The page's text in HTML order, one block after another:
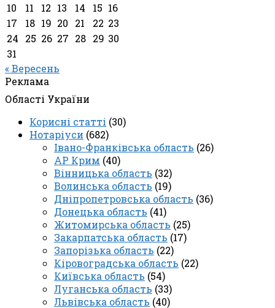
10
11 12 13 14 15 16
17
18 19 20 21 22 23
24
25 26 27 28 29 30
31
« Вересень
Реклама
Області України
Корисні статті (30)
Нотаріуси (682)
Івано-Франківська область (26)
АР Крим (40)
Вінницька область (32)
Волинська область (19)
Дніпропетровська область (36)
Донецька область (41)
Житомирська область (25)
Закарпатська область (17)
Запорізька область (22)
Кіровоградська область (22)
Київська область (54)
Луганська область (33)
Львівська область (40)